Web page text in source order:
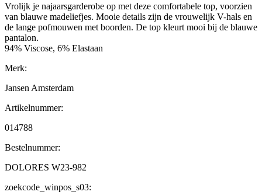
Vrolijk je najaarsgarderobe op met deze comfortabele top, voorzien
van blauwe madeliefjes. Mooie details zijn de vrouwelijk V-hals en
de lange pofmouwen met boorden. De top kleurt mooi bij de blauwe
pantalon.
94% Viscose, 6% Elastaan
Merk:
Jansen Amsterdam
Artikelnummer:
014788
Bestelnummer:
DOLORES W23-982
zoekcode_winpos_s03: